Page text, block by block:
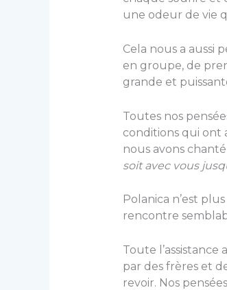
une odeur de vie
Cela nous a aussi
en groupe, de
grande et
Toutes nos
conditions qui ont
nous avons
soit avec vous
Polanica n’est
rencontre
Toute
par des frères et
revoir. Nos